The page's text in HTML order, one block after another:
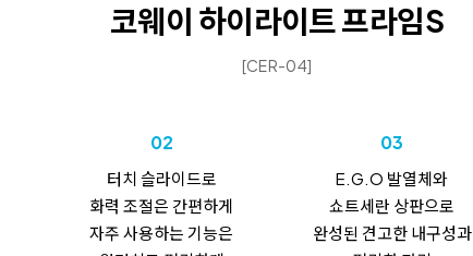
코웨이 하이라이트프라임S
[CER-04]
02
터치 슬라이드로
화력 조절은 간편하게
자주 사용하는 기능은
03
E.G.O 발열체와
쇼트세란 상판으로
완성된 견고한 내구성과